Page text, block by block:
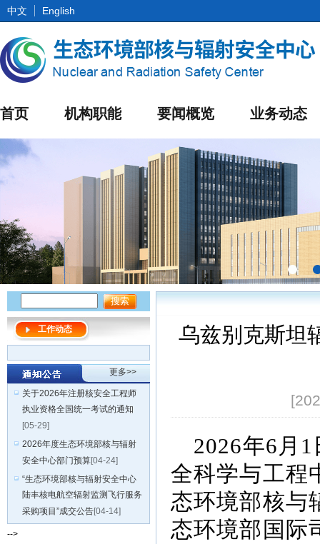
中文 English
首页 机构职能 要闻概览 业务动态
乌兹别克斯坦
2026年6 月 1
全科学与工程
态环境部核与
态环境部国际
工作动态
更多>>
关于2026年注册核安全工程师
执业资格全国统一考试的通知
[05-29]
2026年度生态环境部核与辐射
安全中心部门预算[04-24]
“生态环境部核与辐射安全中心
陆丰核电航空辐射监测飞行服务
采购项目”成交公告[04-14]
-->